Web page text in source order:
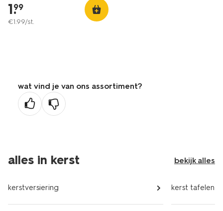
1.
99
€1.99/st.
wat vind je van ons assortiment?
alles in kerst bekijk alles
kerstversiering kerst tafelen